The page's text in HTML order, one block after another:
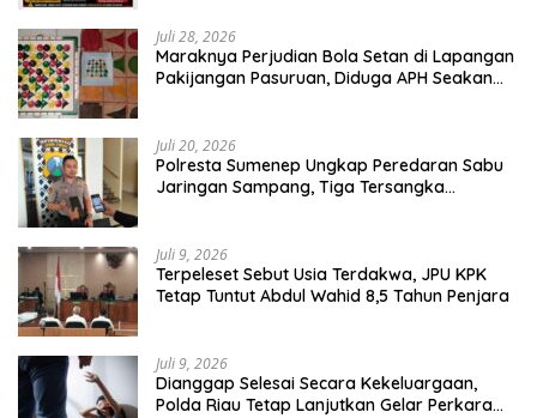
Juli 28, 2026
Maraknya Perjudian Bola Setan di Lapangan
Pakijangan Pasuruan, Diduga APH Seakan
Juli 20, 2026
Polresta Sumenep Ungkap Peredaran Sabu
Jaringan Sampang, Tiga Tersangka
Juli 9, 2026
Terpeleset Sebut Usia Terdakwa, JPU KPK
Tetap Tuntut Abdul Wahid 8,5 Tahun Penjara
Juli 9, 2026
Dianggap Selesai Secara Kekeluargaan,
Polda Riau Tetap Lanjutkan Gelar Perkara